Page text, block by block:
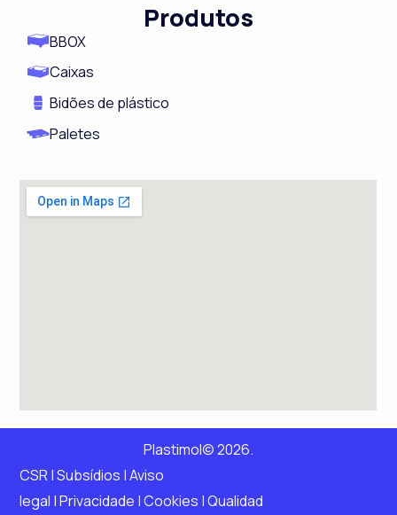
Produtos
BBOX
Caixas
Bidões de plástico
Paletes
Plastimol© 2026.
CSR |Subsídios |Aviso
legal |Privacidade |Cookies |Qualidad